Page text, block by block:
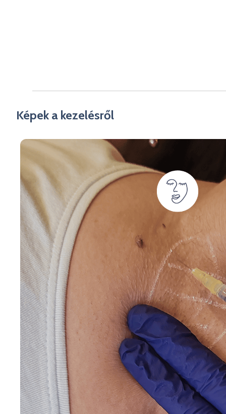
Képek a kezelésről